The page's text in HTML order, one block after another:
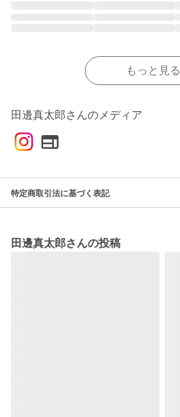
もっと見る
田邊真太郎さんのメディア
特定商取引法に基づく表記
田邊真太郎さんの投稿